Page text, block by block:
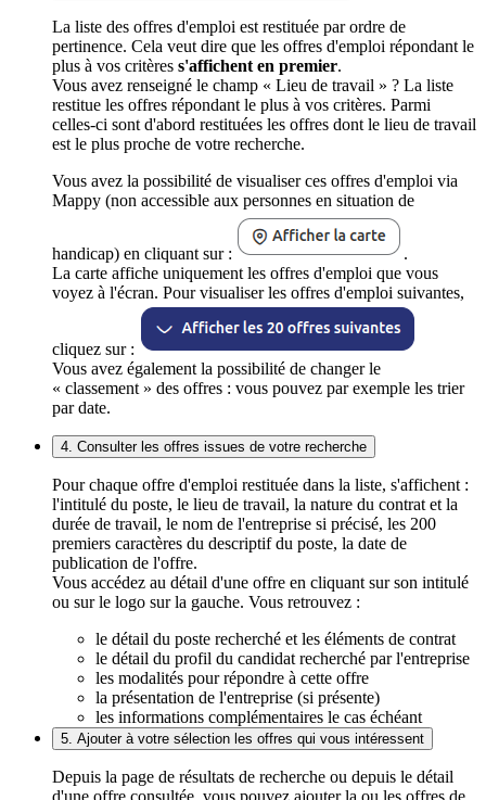
La liste des offres d'emploi est restituée par ordre de
pertinence. Cela veut dire que les offres d'emploi répondant le
plus à vos critères s'affichent en premier.
Vous avez renseigné le champ « Lieu de travail » ? La liste
restitue les offres répondant le plus à vos critères. Parmi
celles-ci sont d'abord restituées les offres dont le lieu de travail
est le plus proche de votre recherche.
Vous avez la possibilité de visualiser ces offres d'emploi via
Mappy (non accessible aux personnes en situation de
handicap) en cliquant sur :
.
La carte affiche uniquement les offres d'emploi que vous
voyez à l'écran. Pour visualiser les offres d'emploi suivantes,
cliquez sur :
Vous avez également la possibilité de changer le
« classement » des offres : vous pouvez par exemple les trier
par date.
4. Consulter les offres issues de votre recherche
Pour chaque offre d'emploi restituée dans la liste, s'affichent :
l'intitulé du poste, le lieu de travail, la nature du contrat et la
durée de travail, le nom de l'entreprise si précisé, les 200
premiers caractères du descriptif du poste, la date de
publication de l'offre.
Vous accédez au détail d'une offre en cliquant sur son intitulé
ou sur le logo sur la gauche. Vous retrouvez :
le détail du poste recherché et les éléments de contrat
le détail du profil du candidat recherché par l'entreprise
les modalités pour répondre à cette offre
la présentation de l'entreprise (si présente)
les informations complémentaires le cas échéant
5. Ajouter à votre sélection les offres qui vous intéressent
Depuis la page de résultats de recherche ou depuis le détail
d'une offre consultée, vous pouvez ajouter la ou les offres de